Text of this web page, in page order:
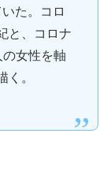
た。コロ
と、コロナ
女性を軸
く。